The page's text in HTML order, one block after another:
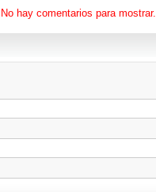
No hay comentarios para mostrar.